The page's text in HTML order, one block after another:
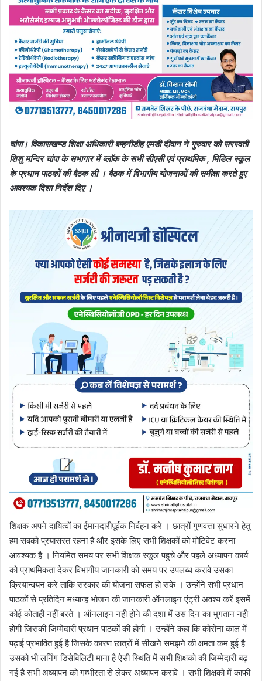
चांपा। विकासखण्ड शिक्षा अधिकारी बम्हनीडीह एमडी दीवान ने गुरुवार को सरस्वती
शिशु मन्दिर चांपा के सभागार में ब्लॉक के सभी सीएसी एवं प्राथमिक , मिडिल स्कूल
के प्रधान पाठकों की बैठक ली । बैठक में विभागीय योजनाओं की समीक्षा करते हुए
आवश्यक दिशा निर्देश दिए ।
शिक्षक अपने दायित्वों का ईमानदारीपूर्वक निर्वहन करे । छात्रों गुणवत्ता सुधारने हेतु
हम सबको प्रयासरत रहना है और इसके लिए सभी शिक्षकों को मोटिवेट करना
आवश्यक है । नियमित समय पर सभी शिक्षक स्कूल पहुचे और पहले अध्यापन कार्य
को प्राथमिकता देकर विभागीय जानकारी को समय पर उपलब्ध करावे उसका
क्रियान्वयन करे ताकि सरकार की योजना सफल हो सके । उन्होंने सभी प्रधान
पाठकों से प्रतिदिन मध्यान्ह भोजन की जानकारी ऑनलाइन एंट्री अवश्य करें इसमें
कोई कोताही नहीं बरते । ऑनलाइन नही होने की दशा में उस दिन का भुगतान नही
होगी जिसकी जिम्मेदारी प्रधान पाठकों की होगी । उन्होंने कहा कि कोरोना काल में
पढ़ाई प्रभावित हुई है जिसके कारण छात्रों में सीखने समझने की क्षमता कम हुई है
उसको भी लर्निंग डिसेबिलिटी माना है ऐसी स्थिति में सभी शिक्षको की जिम्मेदारी बढ़
गई है सभी अध्यापन को गम्भीरता से लेकर अध्यापन करावे । सभी शिक्षको में काफी